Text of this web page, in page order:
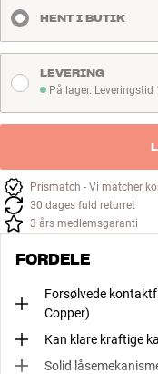
HENT I BUTIK
På lager. Leveringstid 1-2 hverdage
På lager. Leveringstid
LEVERING
Prismatch - Vi matcher
30 dages fuld returret
3 års medlemsgaranti
FORDELE
Forsølvede
Copper)
Kan klare kraftige
Solid